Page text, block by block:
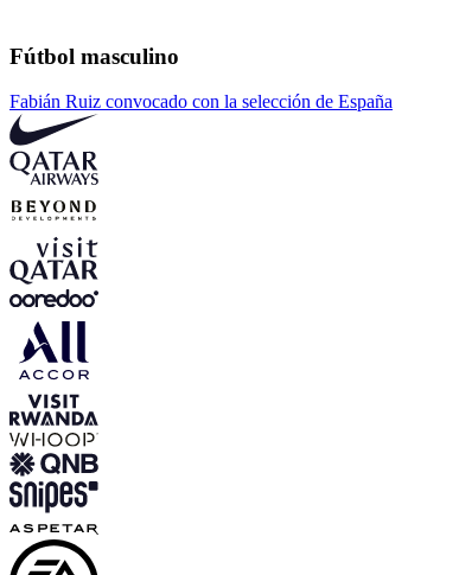
Fútbol masculino
Fabián Ruiz convocado con la selección de España